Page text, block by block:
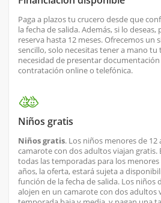
Paga a plazos tu crucero desde que
la fecha de salida. Además, si lo
reserva hasta 12 meses. Ofrecemos un
sencillo, solo necesitas tener a mano tu
necesidad de presentar
contratación online o telefónica.
Niños gratis
Niños gratis. Los niños menores de
camarote con dos adultos viajan gratis.
todas las temporadas para los menores
años, la oferta, estará sujeta a
función de la fecha de salida. Los niños
alojen en un camarote con dos adultos